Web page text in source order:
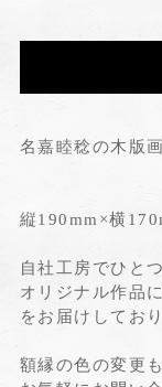
名嘉睦稔の木版
縦190mm×横
自社工房でひと
オリジナル作品
をお届けしてお
額縁の色の変更